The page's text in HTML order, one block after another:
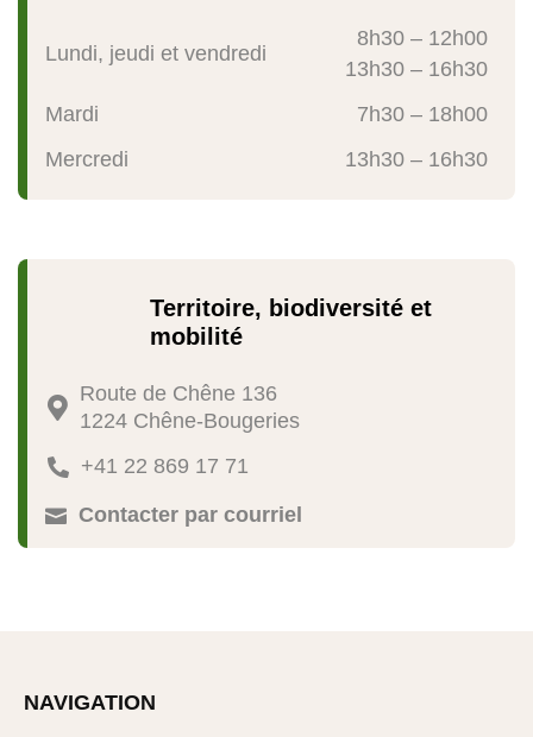
Lundi, jeudi et vendredi
8h30 – 12h00
13h30 – 16h30
Mardi
7h30 – 18h00
Mercredi
13h30 – 16h30
Territoire, biodiversité et
mobilité

Route de Chêne 136
1224 Chêne-Bougeries
 +41 22 869 17 71
 Contacter par courriel
NAVIGATION